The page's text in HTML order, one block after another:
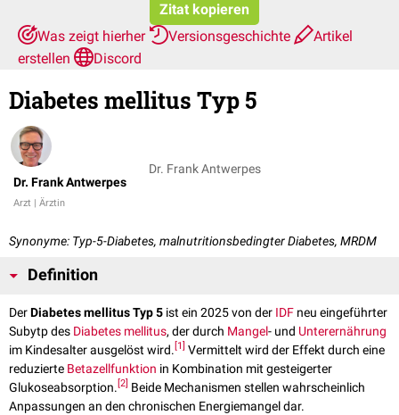
Zitat kopieren
Was zeigt hierher
Versionsgeschichte
Artikel
erstellen
Discord
Diabetes mellitus Typ 5
Dr. Frank Antwerpes
Arzt | Ärztin
Dr. Frank Antwerpes
Synonyme: Typ-5-Diabetes, malnutritionsbedingter Diabetes, MRDM
Definition
DerDiabetes mellitus Typ 5 ist ein 2025 von der IDF neu eingeführter
Subytp des Diabetes mellitus, der durch Mangel- und Unterernährung
im Kindesalter ausgelöst wird. 1
Vermittelt wird der Effekt durch eine
reduzierte Betazellfunktion in Kombination mit gesteigerter
Glukoseabsorption. 2 Beide Mechanismen stellen wahrscheinlich
Anpassungen an den chronischen Energiemangel dar.